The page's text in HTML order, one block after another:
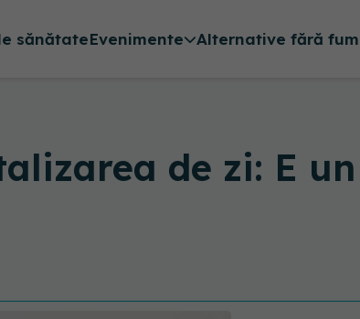
sănătateEvenimente Alternative fără fum
de zi: E